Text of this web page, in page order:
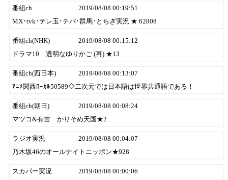
番組ch
2019/08/08 00:19:51
MX･tvk･テレ玉･チバ･群馬･とちぎ実況 ★ 62808
番組ch(NHK)
2019/08/08 00:15:12
ドラマ10 透明なゆりかご (再) ★13
番組ch(西日本)
2019/08/08 00:13:07
ｱﾆﾒ関西ﾛｰｶﾙ50589◇二次元では日本語は世界共通語である！
番組ch(朝日)
2019/08/08 00:08:24
マツコ&有吉 かりそめ天国★2
ラジオ実況
2019/08/08 00:04:07
乃木坂46のオールナイトニッポン★928
スカパー実況
2019/08/08 00:00:06